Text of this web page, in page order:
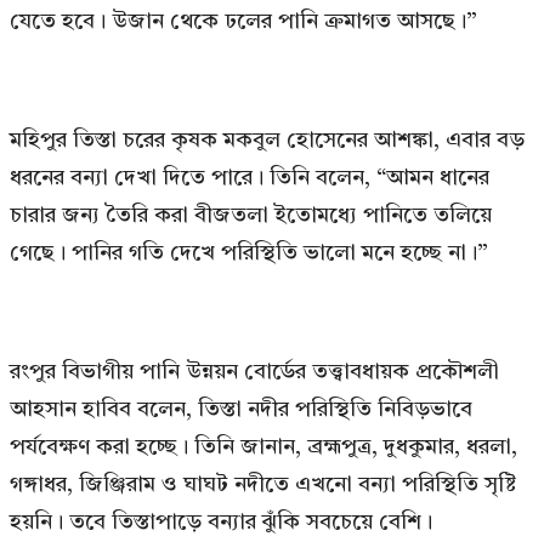
যেতে হবে। উজান থেকে ঢলের পানি ক্রমাগত আসছে।”
মহিপুর তিস্তা চরের কৃষক মকবুল হোসেনের আশঙ্কা, এবার বড়
ধরনের বন্যা দেখা দিতে পারে। তিনি বলেন, “আমন ধানের
চারার জন্য তৈরি করা বীজতলা ইতোমধ্যে পানিতে তলিয়ে
গেছে। পানির গতি দেখে পরিস্থিতি ভালো মনে হচ্ছে না।”
রংপুর বিভাগীয় পানি উন্নয়ন বোর্ডের তত্ত্বাবধায়ক প্রকৌশলী
আহসান হাবিব বলেন, তিস্তা নদীর পরিস্থিতি নিবিড়ভাবে
পর্যবেক্ষণ করা হচ্ছে। তিনি জানান, ব্রহ্মপুত্র, দুধকুমার, ধরলা,
গঙ্গাধর, জিঞ্জিরাম ও ঘাঘট নদীতে এখনো বন্যা পরিস্থিতি সৃষ্টি
হয়নি। তবে তিস্তাপাড়ে বন্যার ঝুঁকি সবচেয়ে বেশি।